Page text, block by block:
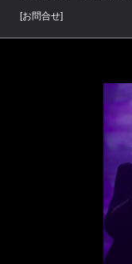
[お問合せ]